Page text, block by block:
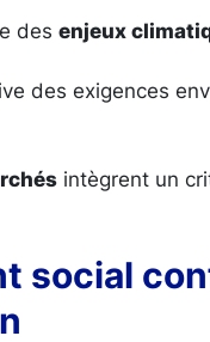
des enjeux
des exigences
intègrent un
social